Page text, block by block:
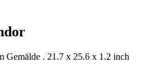
Gemälde . 21.7 x 25.6 x 1.2 inch